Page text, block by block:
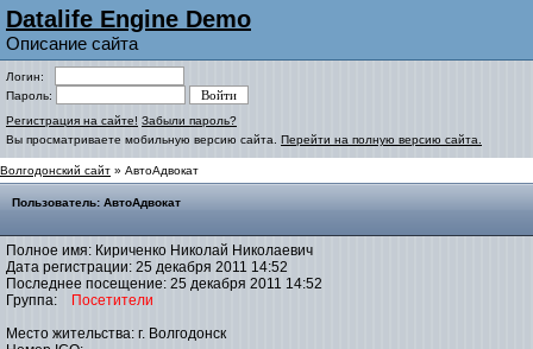
Datalife Engine Demo
Описание сайта
Логин:
Пароль:
Регистрация на сайте! Забыли пароль?
Вы просматриваете мобильную версию сайта. Перейти на полную версию сайта.
Волгодонский сайт » АвтоАдвокат
Пользователь: АвтоАдвокат
Полное имя: Кириченко Николай Николаевич
Дата регистрации: 25 декабря 2011 14:52
Последнее посещение: 25 декабря 2011 14:52
Группа:
Посетители
Место жительства: г. Волгодонск